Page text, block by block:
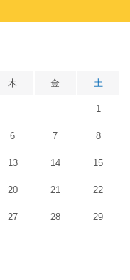
木 金 土
1
6 7 8
13 14 15
20 21 22
27 28 29